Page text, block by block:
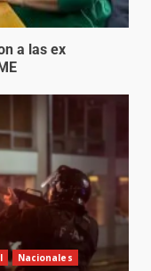
a las ex
Nacionales